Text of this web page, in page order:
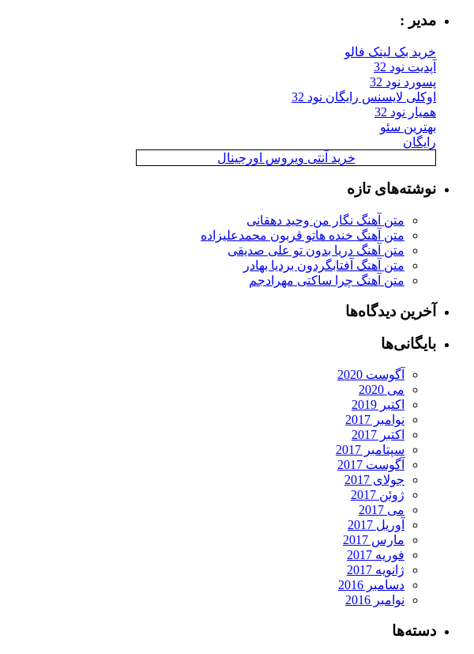
مدیر :
خرید بک لینک فالو
آپدیت نود 32
پسورد نود 32
اوکلی لایسنس رایگان نود 32
همیار نود 32
بهترین سئو
رایگان
خرید آنتی ویروس اورجینال
نوشته‌های تازه
متن آهنگ نگار من وحید دهقانی
متن آهنگ خنده هاتو قربون محمدعلیزاده
متن آهنگ دریا بدون تو علی صدیقی
متن آهنگ آفتابگردون بردیا بهادر
متن آهنگ چرا ساکتی مهرادجم
آخرین دیدگاه‌ها
بایگانی‌ها
آگوست 2020
می 2020
اکتبر 2019
نوامبر 2017
اکتبر 2017
سپتامبر 2017
آگوست 2017
جولای 2017
ژوئن 2017
می 2017
آوریل 2017
مارس 2017
فوریه 2017
ژانویه 2017
دسامبر 2016
نوامبر 2016
دسته‌ها